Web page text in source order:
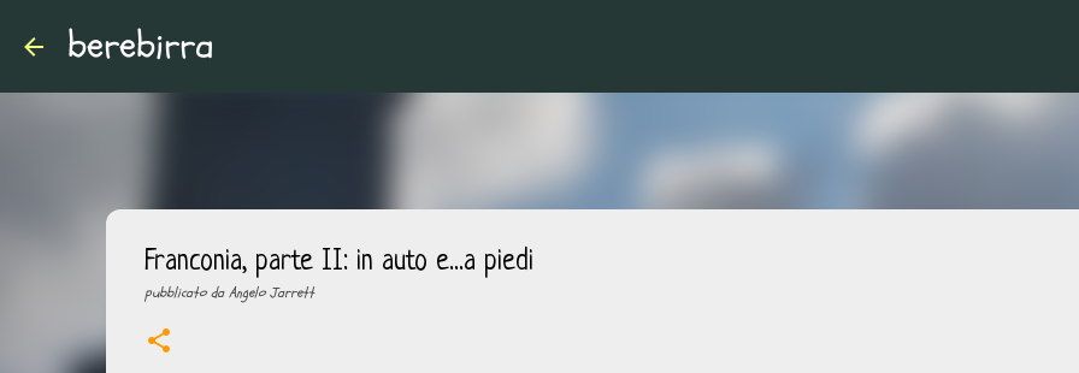
berebirra
Franconia, parte II: in auto e...a piedi
pubblicato daAngelo Jarrett